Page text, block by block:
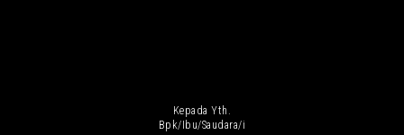
Kepada Yth.
Bpk/Ibu/Saudara/i